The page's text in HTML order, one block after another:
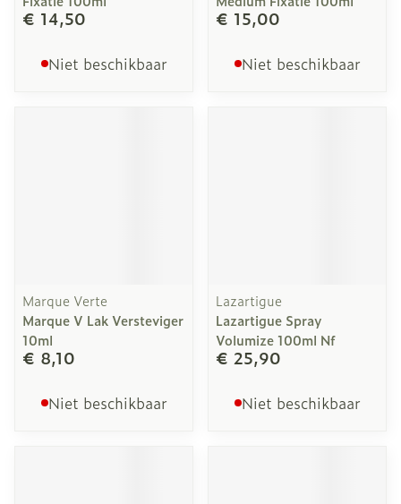
€ 14,50
Niet beschikbaar
€ 15,00
Niet beschikbaar
Marque Verte
Marque V Lak Versteviger
10ml
€ 8,10
Niet beschikbaar
Lazartigue
Lazartigue Spray
Volumize 100ml Nf
€ 25,90
Niet beschikbaar